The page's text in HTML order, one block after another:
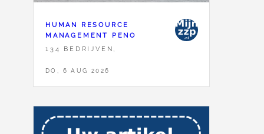
HUMAN RESOURCE
MANAGEMENT PENO
134 BEDRIJVEN,
DO, 6 AUG 2026